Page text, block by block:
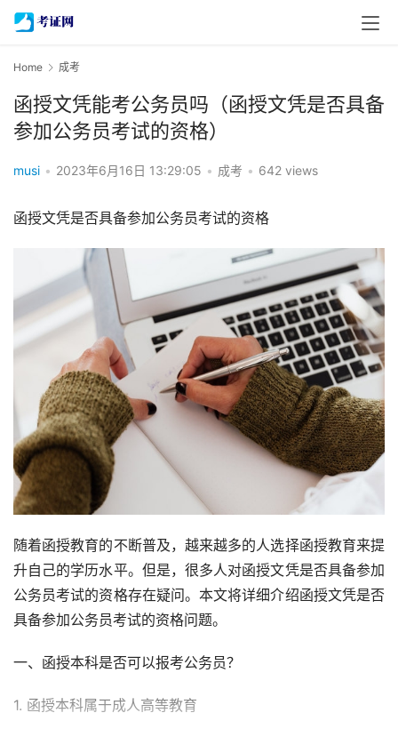
Home 成考
函授文凭能考公务员吗（函授文凭是否具备
参加公务员考试的资格）
musi • 2023年6月16日 13:29:05 • 成考 • 642 views
函授文凭是否具备参加公务员考试的资格
随着函授教育的不断普及，越来越多的人选择函授教育来提
升自己的学历水平。但是，很多人对函授文凭是否具备参加
公务员考试的资格存在疑问。本文将详细介绍函授文凭是否
具备参加公务员考试的资格问题。
一、函授本科是否可以报考公务员？
1. 函授本科属于成人高等教育